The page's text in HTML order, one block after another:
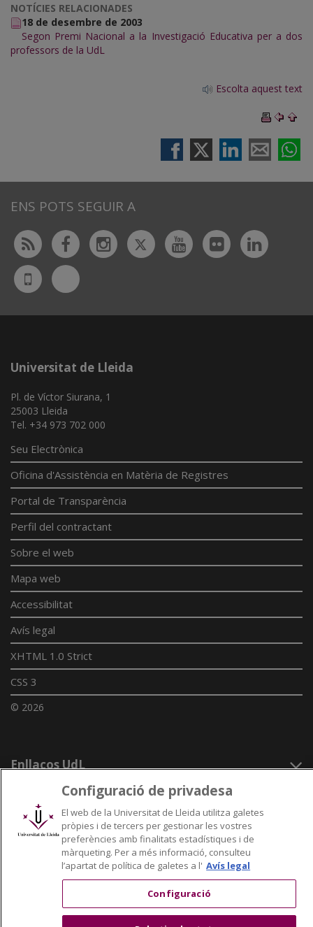
NOTÍCIES RELACIONADES
18 de desembre de 2003
Segon Premi Nacional a la Investigació Educativa per a dos
professors de la UdL
Escolta aquest text
ENS POTS SEGUIR A
Rss FacebookInstagram
TwitterYoutubeFlickr
UdL
App
Bluesky
Universitat de Lleida
Pl. de Víctor Siurana, 1
25003 Lleida
Tel. +34 973 702 000
Seu Electrònica
Oficina d'Assistència en Matèria de Registres
Portal de Transparència
Perfil del contractant
Sobre el web
Mapa web
Accessibilitat
Avís legal
XHTML 1.0 Strict
CSS 3
© 2026
Enllaços UdL
Xarxes universitàries
Configuració de privadesa
El web de la Universitat de Lleida utilitza galetes
pròpies i de tercers per gestionar les vostres
preferències amb finalitats estadístiques i de
màrqueting. Per a més informació, consulteu
l’apartat de política de galetes a l' Avís legal
Configuració